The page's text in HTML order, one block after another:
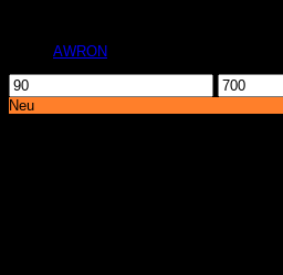
AWRON
Min.
Preis
Max.
Preis
Neu